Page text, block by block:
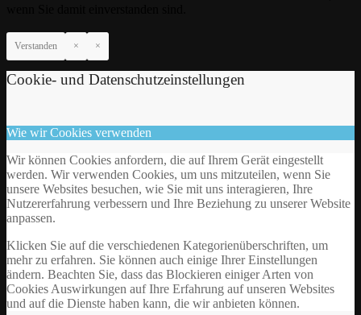
Verstanden × ×
Cookie- und Datenschutzeinstellungen
Wie wir Cookies verwenden
Wir können Cookies anfordern, die auf Ihrem Gerät eingestellt
werden. Wir verwenden Cookies, um uns mitzuteilen, wenn Sie
unsere Websites besuchen, wie Sie mit uns interagieren, Ihre
Nutzererfahrung verbessern und Ihre Beziehung zu unserer Website
anpassen.
Klicken Sie auf die verschiedenen Kategorienüberschriften, um
mehr zu erfahren. Sie können auch einige Ihrer Einstellungen
ändern. Beachten Sie, dass das Blockieren einiger Arten von
Cookies Auswirkungen auf Ihre Erfahrung auf unseren Websites
und auf die Dienste haben kann, die wir anbieten können.